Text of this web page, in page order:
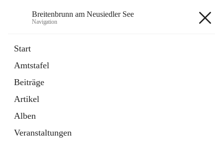
Breitenbrunn am Neusiedler See
Navigation
Start
Amtstafel
Beiträge
Artikel
Alben
Veranstaltungen
18 Schnellzugriffe
Gemeindeservice